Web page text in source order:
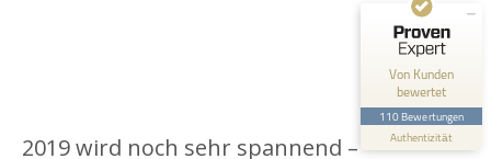
2019 wird noch sehr spannend –
Von Kunden
bewertet
110 Bewertungen
Authentizität
68
Bewertungen auf
ProvenExpert.com
Blick aufs ProvenExpert-Profil werfen
2.7.2026